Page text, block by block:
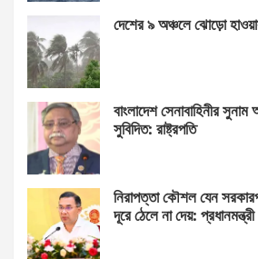
দেশের ৯ অঞ্চলে ঝোড়ো
বাংলাদেশ সেনাবাহিনীর
সুবিদিত: রাষ্ট্রপতি
নিরাপত্তা কৌশল যেন
দূরে ঠেলে না দেয়: প্রধানমন্ত্রী